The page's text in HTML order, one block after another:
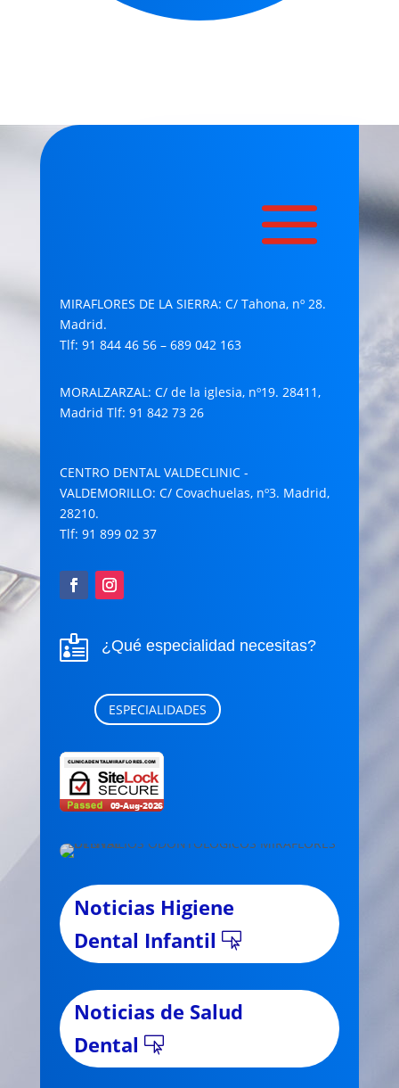
MIRAFLORES DE LA SIERRA: C/ Tahona, nº 28.
Madrid.
Tlf: 91 844 46 56 – 689 042 163
MORALZARZAL: C/ de la iglesia, nº19. 28411,
Madrid Tlf: 91 842 73 26
CENTRO DENTAL VALDECLINIC -
VALDEMORILLO: C/ Covachuelas, nº3. Madrid,
28210.
Tlf: 91 899 02 37
 ¿Qué especialidad necesitas?
ESPECIALIDADES
Noticias Higiene
Dental Infantil
Noticias de Salud
Dental